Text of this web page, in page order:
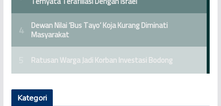
Kategori